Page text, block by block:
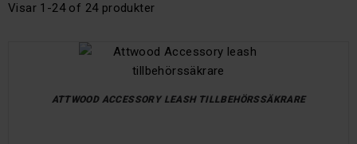
Visar 1-24 of 24 produkter
ATTWOOD ACCESSORY LEASH TILLBEHÖRSSÄKRARE